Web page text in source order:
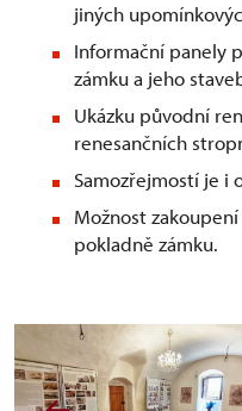
jiných
Informační panely
zámku a jeho
Ukázku původní
renesančních
Samozřejmostí je i
Možnost
pokladně zámku.